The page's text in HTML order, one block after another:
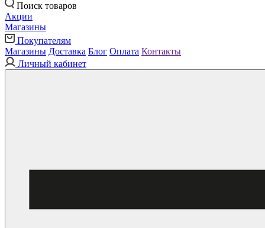
Поиск товаров
Акции
Магазины
Покупателям
Магазины Доставка Блог Оплата Контакты
Личный кабинет